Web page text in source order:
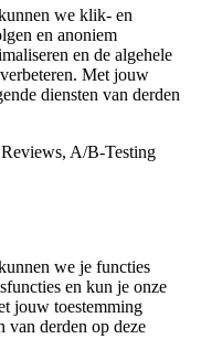
we klik- en
en anoniem
en de algehele
Met jouw
diensten van derden
A/B-Testing
we je functies
en kun je onze
jouw toestemming
van derden op deze